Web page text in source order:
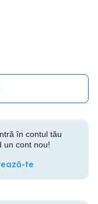
în contul tău
un cont nou!
te